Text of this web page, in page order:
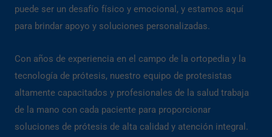
puede ser un desafío físico y emocional, y estamos aquí
para brindar apoyo y soluciones personalizadas.
Con años de experiencia en el campo de la ortopedia y la
tecnología de prótesis, nuestro equipo de protesistas
altamente capacitados y profesionales de la salud trabaja
de la mano con cada paciente para proporcionar
soluciones de prótesis de alta calidad y atención integral.